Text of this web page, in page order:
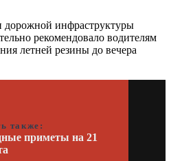
дорожной инфраструктуры
рекомендовало водителям
летней резины до вечера
также:
приметы на 21